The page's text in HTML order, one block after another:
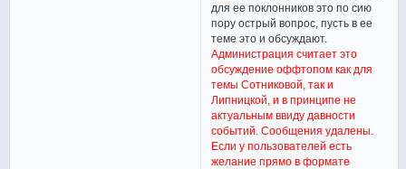
для ее поклонников это по сию
пору острый вопрос, пусть в ее
теме это и обсуждают.
Администрация считает это
обсуждение оффтопом как для
темы Сотниковой, так и
Липницкой, и в принципе не
актуальным ввиду давности
событий. Сообщения удалены.
Если у пользователей есть
желание прямо в формате